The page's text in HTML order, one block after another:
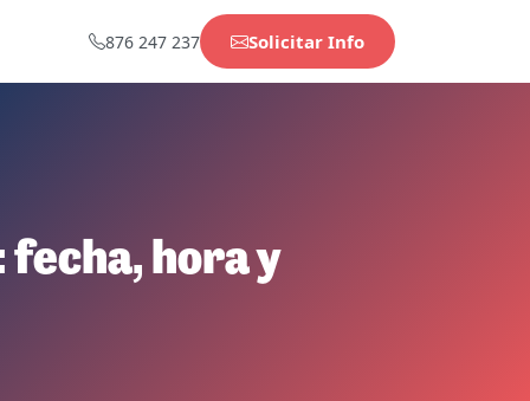
876 247 237 Solicitar Info
fecha, hora y